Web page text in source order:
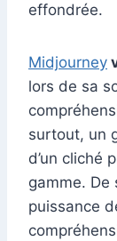
effondrée.
Midjourney
lors de sa
surtout, un
d’un cliché
gamme. De
puissance